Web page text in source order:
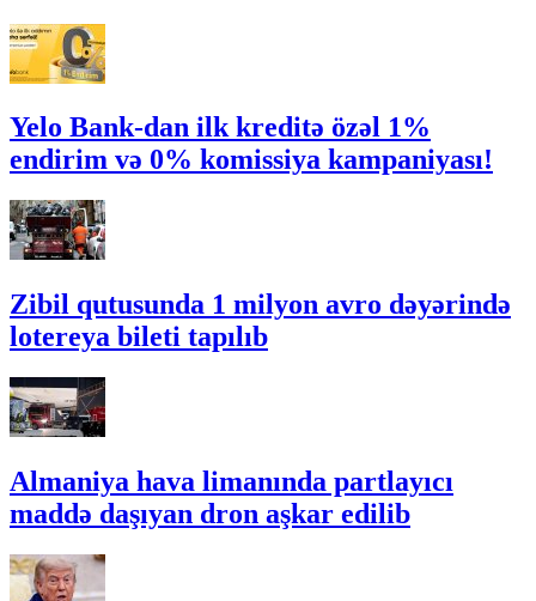
Yelo Bank-dan ilk kreditə özəl 1%
endirim və 0% komissiya kampaniyası!
Zibil qutusunda 1 milyon avro dəyərində
lotereya bileti tapılıb
Almaniya hava limanında partlayıcı
maddə daşıyan dron aşkar edilib